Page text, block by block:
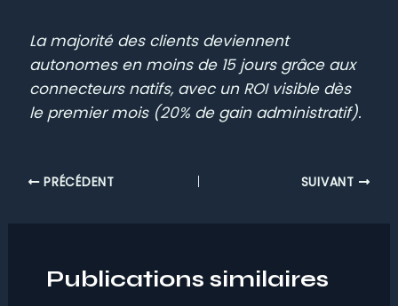
La majorité des clients deviennent
autonomes en moins de 15 jours grâce aux
connecteurs natifs, avec un ROI visible dès
le premier mois (20% de gain administratif).
PRÉCÉDENT SUIVANT
Publications similaires